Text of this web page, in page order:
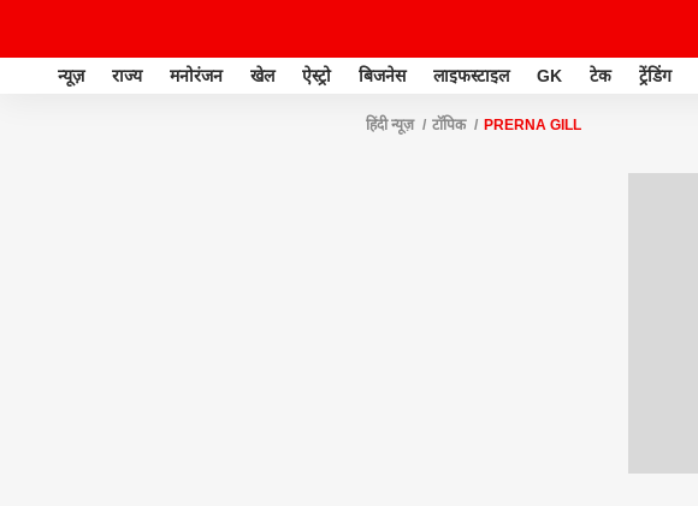
न्यूज़ राज्य मनोरंजन खेल ऐस्ट्रो बिजनेस लाइफस्टाइल GK टेक ट्रेंडिंग
हिंदी न्यूज़ टॉपिक PRERNA GILL